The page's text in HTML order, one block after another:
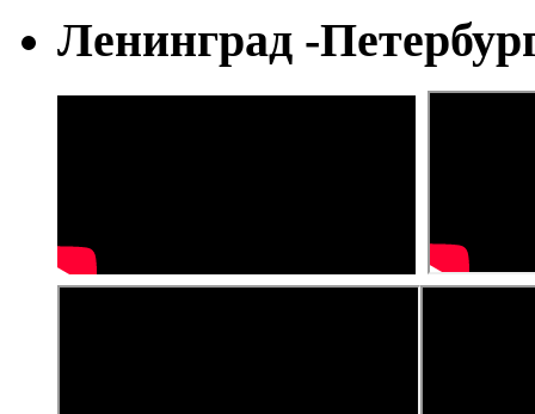
Ленинград -